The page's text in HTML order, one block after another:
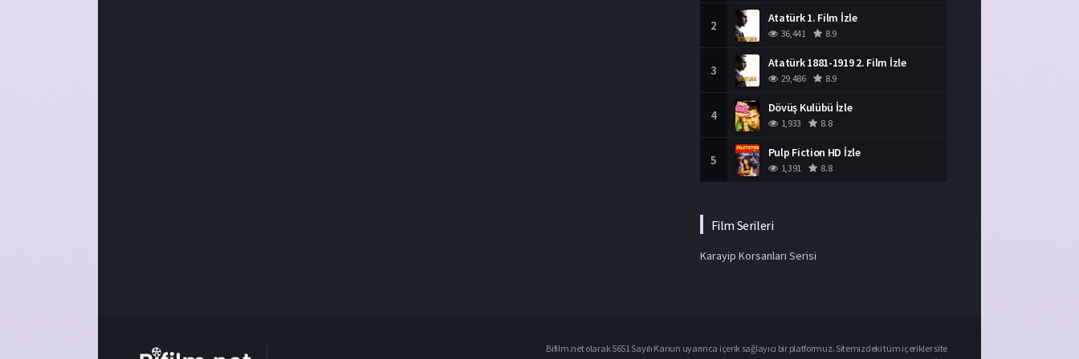
2 Atatürk 1. Film İzle
36,441 8.9
3 Atatürk 1881-1919 2. Film İzle
29,486 8.9
4 Dövüş Kulübü İzle
1,933 8.8
5 Pulp Fiction HD İzle
1,391 8.8
Film Serileri
Karayip Korsanları Serisi
Bifilm.net olarak 5651 Sayılı Kanun uyarınca içerik sağlayıcı bir platformuz. Sitemizdeki tüm içerikler site